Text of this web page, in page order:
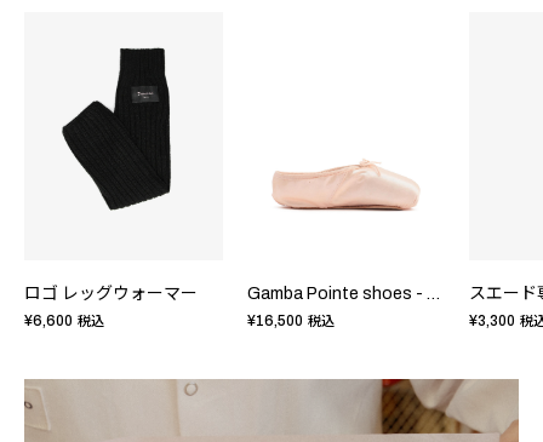
ロゴ レッグウォーマー
¥6,600 税込
Gamba Pointe shoes - WideBox HardSole
¥16,500 税込
スエード
¥3,300 税